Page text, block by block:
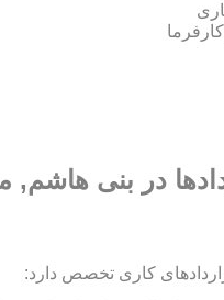
در بنی هاشم,
کاری تخصص دارد: